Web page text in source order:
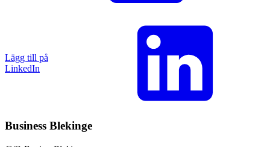
Lägg till på
LinkedIn
Business Blekinge